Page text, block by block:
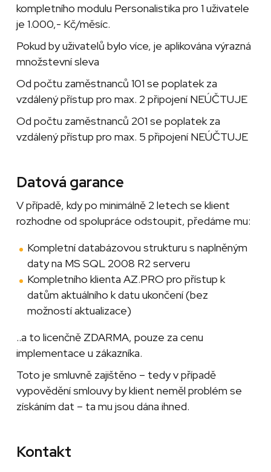
kompletního modulu Personalistika pro 1 uživatele
je 1.000,- Kč/měsíc.
Pokud by uživatelů bylo více, je aplikována výrazná
množstevní sleva
Od počtu zaměstnanců 101 se poplatek za
vzdálený přístup pro max. 2 připojení NEÚČTUJE
Od počtu zaměstnanců 201 se poplatek za
vzdálený přístup pro max. 5 připojení NEÚČTUJE
Datová garance
V případě, kdy po minimálně 2 letech se klient
rozhodne od spolupráce odstoupit, předáme mu:
Kompletní databázovou strukturu s naplněným
daty na MS SQL 2008 R2 serveru
Kompletního klienta AZ.PRO pro přístup k
datům aktuálního k datu ukončení (bez
možností aktualizace)
..a to licenčně ZDARMA, pouze za cenu
implementace u zákazníka.
Toto je smluvně zajištěno – tedy v případě
vypovědění smlouvy by klient neměl problém se
získáním dat – ta mu jsou dána ihned.
Kontakt